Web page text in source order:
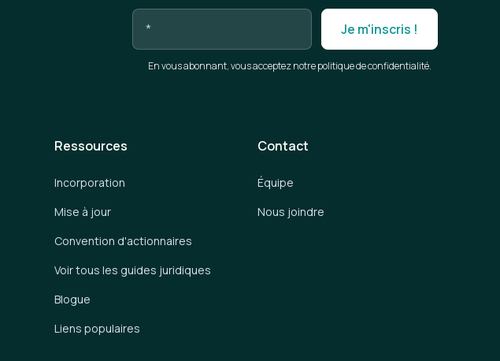
En vous abonnant, vous acceptez notre politique de confidentialité.
Ressources
Incorporation
Mise à jour
Convention d'actionnaires
Voir tous les guides juridiques
Blogue
Liens populaires
Contact
Équipe
Nous joindre